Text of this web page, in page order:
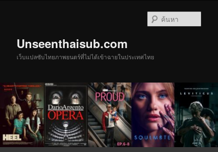
Unseenthaisub.com
เว็บแปลซับไทยภาพยนตร์ที่ไม่ได้เข้าฉายในประเทศไทย